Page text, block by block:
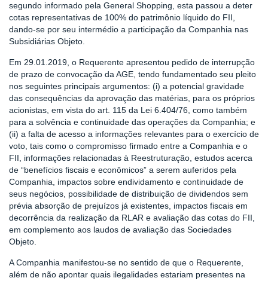
segundo informado pela General Shopping, esta passou a deter
cotas representativas de 100% do patrimônio líquido do FII,
dando-se por seu intermédio a participação da Companhia nas
Subsidiárias Objeto.
Em 29.01.2019, o Requerente apresentou pedido de interrupção
de prazo de convocação da AGE, tendo fundamentado seu pleito
nos seguintes principais argumentos: (i) a potencial gravidade
das consequências da aprovação das matérias, para os próprios
acionistas, em vista do art. 115 da Lei 6.404/76, como também
para a solvência e continuidade das operações da Companhia; e
(ii) a falta de acesso a informações relevantes para o exercício de
voto, tais como o compromisso firmado entre a Companhia e o
FII, informações relacionadas à Reestruturação, estudos acerca
de “benefícios fiscais e econômicos” a serem auferidos pela
Companhia, impactos sobre endividamento e continuidade de
seus negócios, possibilidade de distribuição de dividendos sem
prévia absorção de prejuízos já existentes, impactos fiscais em
decorrência da realização da RLAR e avaliação das cotas do FII,
em complemento aos laudos de avaliação das Sociedades
Objeto.
A Companhia manifestou-se no sentido de que o Requerente,
além de não apontar quais ilegalidades estariam presentes na